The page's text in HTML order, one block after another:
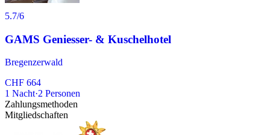
5.7/6
GAMS Geniesser- & Kuschelhotel
Bregenzerwald
CHF 664
1 Nacht·2 Personen
Zahlungsmethoden
Mitgliedschaften